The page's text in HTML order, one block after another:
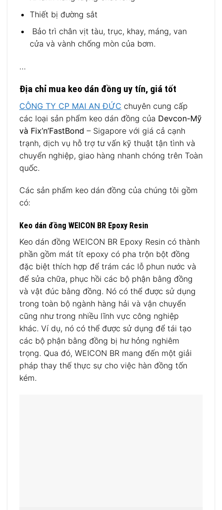
Thiết bị đường sắt
Bảo trì chân vịt tàu, trục, khay, máng, van
cửa và vành chống mòn của bơm.
…
Địa chỉ mua keo dán đồng uy tín, giá tốt
CÔNG TY CP MAI AN ĐỨC chuyên cung cấp
các loại sản phẩm keo dán đồng của Devcon-Mỹ
và Fix’n’FastBond – Sigapore với giá cả cạnh
trạnh, dịch vụ hỗ trợ tư vấn kỹ thuật tận tình và
chuyển nghiệp, giao hàng nhanh chóng trên Toàn
quốc.
Các sản phẩm keo dán đồng của chúng tôi gồm
có:
Keo dán đồng WEICON BR Epoxy Resin
Keo dán đồng WEICON BR Epoxy Resin có thành
phần gồm mát tít epoxy có pha trộn bột đồng
đặc biệt thích hợp để trám các lỗ phun nước và
để sửa chữa, phục hồi các bộ phận bằng đồng
và vật đúc bằng đồng. Nó có thể được sử dụng
trong toàn bộ ngành hàng hải và vận chuyển
cũng như trong nhiều lĩnh vực công nghiệp
khác. Ví dụ, nó có thể được sử dụng để tái tạo
các bộ phận bằng đồng bị hư hỏng nghiêm
trọng. Qua đó, WEICON BR mang đến một giải
pháp thay thế thực sự cho việc hàn đồng tốn
kém.